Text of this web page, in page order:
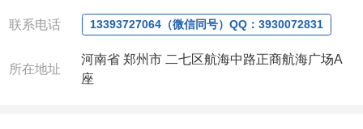
联系电话 13393727064（微信同号）QQ：3930072831
所在地址
河南省 郑州市 二七区航海中路正商航海广场A
座